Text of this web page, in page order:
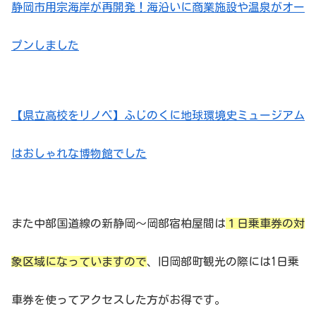
静岡市用宗海岸が再開発！海沿いに商業施設や温泉がオー
プンしました
【県立高校をリノベ】ふじのくに地球環境史ミュージアム
はおしゃれな博物館でした
また中部国道線の新静岡〜岡部宿柏屋間は １日乗車券の対
象区域になっていますので、旧岡部町観光の際には1日乗
車券を使ってアクセスした方がお得です。